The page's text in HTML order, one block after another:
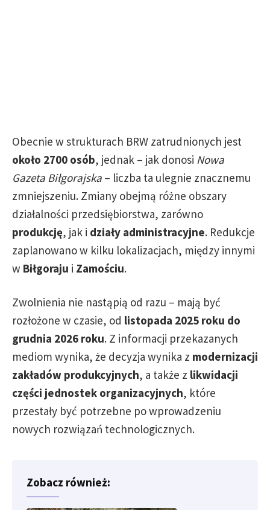
Obecnie w strukturach BRW zatrudnionych jest
około 2700 osób, jednak – jak donosi Nowa
Gazeta Biłgorajska – liczba ta ulegnie znacznemu
zmniejszeniu. Zmiany obejmą różne obszary
działalności przedsiębiorstwa, zarówno
produkcję, jak i działy administracyjne. Redukcje
zaplanowano w kilku lokalizacjach, między innymi
w Biłgoraju i Zamościu.
Zwolnienia nie nastąpią od razu – mają być
rozłożone w czasie, od listopada 2025 roku do
grudnia 2026 roku. Z informacji przekazanych
mediom wynika, że decyzja wynika z modernizacji
zakładów produkcyjnych, a także z likwidacji
części jednostek organizacyjnych, które
przestały być potrzebne po wprowadzeniu
nowych rozwiązań technologicznych.
Zobacz również: